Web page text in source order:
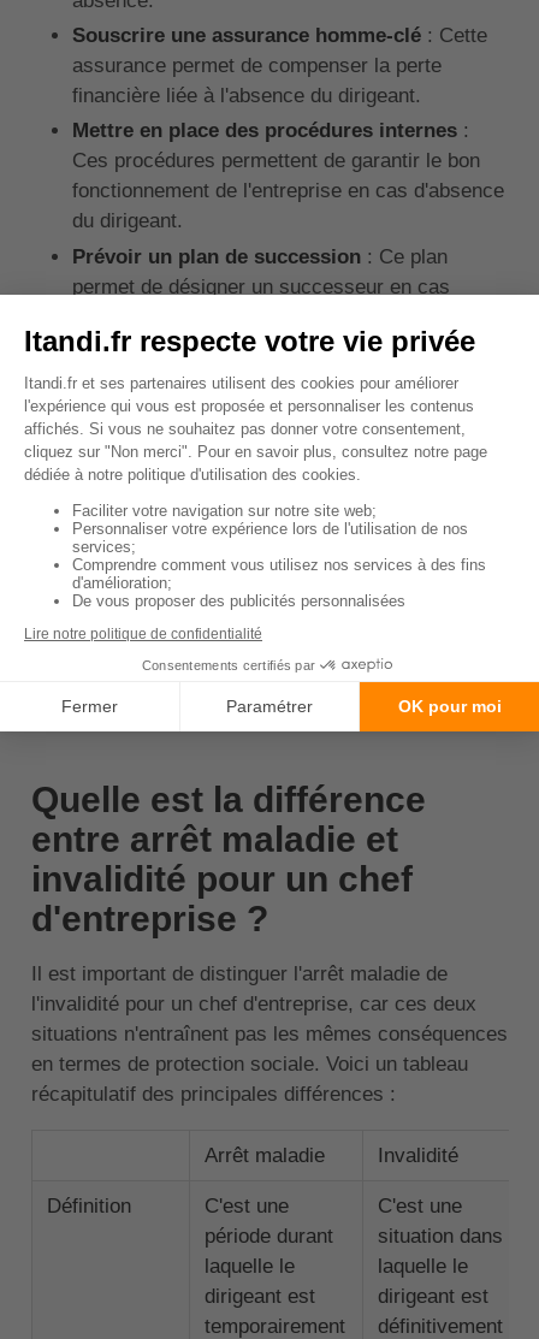
Souscrire une assurance homme-clé: Cette
assurance permet de compenser la perte
financière liée à l'absence du dirigeant.
Mettre en place des procédures internes:
Ces procédures permettent de garantir le bon
fonctionnement de l'entreprise en cas d'absence
du dirigeant.
Prévoir un plan de succession: Ce plan
permet de désigner un successeur en cas
Opter pour une mutuelle et une prévoyance
adaptées: Une complémentaire santé permet
de couvrir les frais médicaux, tandis qu'un
contrat de prévoyance assure le maintien de
revenus en cas d'incapacité temporaire ou
permanente. Cela permet au dirigeant de
sécuriser sa situation financière et celle de son
entreprise.
Il est conseillé de prévoir ces mesures en amont,
afin de ne pas être pris au dépourvu en cas d'arrêt
Quelle est la différence
entre arrêt maladie et
invalidité pour un chef
d'entreprise ?
Il est important de distinguer l'arrêt maladie de
l'invalidité pour un chef d'entreprise, car ces deux
situations n'entraînent pas les mêmes conséquences
en termes de protection sociale. Voici un tableau
récapitulatif des principales différences :
Arrêt maladie Invalidité
Définition
C'est une
période durant
laquelle le
dirigeant est
temporairement
C'est une
situation dans
laquelle le
dirigeant est
définitivement